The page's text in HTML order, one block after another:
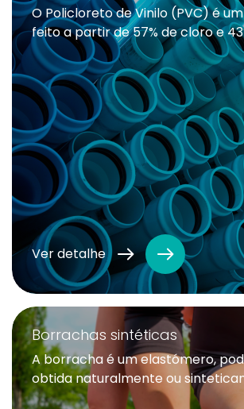
O Policloreto de Vinilo (PVC) é
feito a partir de 57% de cloro e
Ver detalhe
Borrachas sintéticas
A borracha é um elastómero,
obtida naturalmente ou